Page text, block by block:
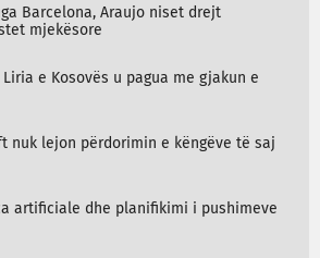
Barcelona, Araujo niset drejt
mjekësore
e Kosovës u pagua me gjakun e
nuk lejon përdorimin e këngëve të saj
artificiale dhe planifikimi i pushimeve